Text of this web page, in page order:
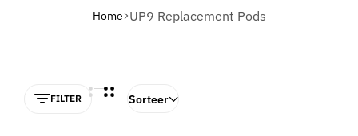
Home UP9 Replacement Pods
FILTER Sorteer